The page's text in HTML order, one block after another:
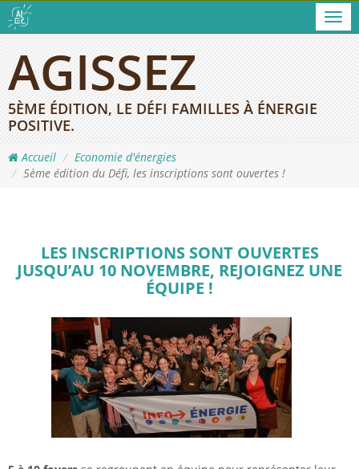
AGISSEZ
5ÈME ÉDITION, LE DÉFI FAMILLES À ÉNERGIE
POSITIVE.
Accueil
Economie d'énergies
5ème édition du Défi, les inscriptions sont ouvertes !
LES INSCRIPTIONS SONT OUVERTES
JUSQU’AU 10 NOVEMBRE, REJOIGNEZ UNE
ÉQUIPE !